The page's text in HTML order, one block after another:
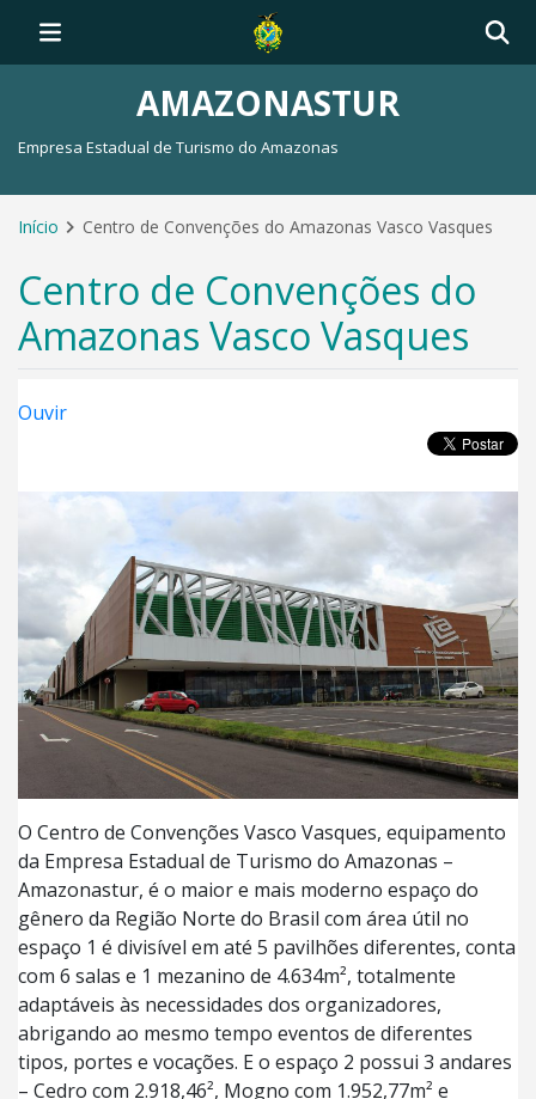
AMAZONASTUR
Empresa Estadual de Turismo do Amazonas
Início Centro de Convenções do Amazonas Vasco Vasques
Centro de Convenções do
Amazonas Vasco Vasques
Ouvir
O Centro de Convenções Vasco Vasques, equipamento
da Empresa Estadual de Turismo do Amazonas –
Amazonastur, é o maior e mais moderno espaço do
gênero da Região Norte do Brasil com área útil no
espaço 1 é divisível em até 5 pavilhões diferentes, conta
com 6 salas e 1 mezanino de 4.634m², totalmente
adaptáveis às necessidades dos organizadores,
abrigando ao mesmo tempo eventos de diferentes
tipos, portes e vocações. E o espaço 2 possui 3 andares
– Cedro com 2.918,46², Mogno com 1.952,77m² e